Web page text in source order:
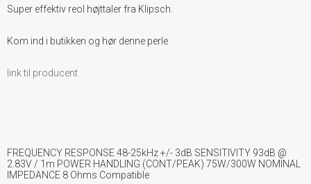
Super effektiv reol højttaler fra Klipsch.
Kom ind i butikken og hør denne perle
link til producent
FREQUENCY RESPONSE 48-25kHz +/- 3dB SENSITIVITY 93dB @
2.83V / 1m POWER HANDLING (CONT/PEAK) 75W/300W NOMINAL
IMPEDANCE 8 Ohms Compatible